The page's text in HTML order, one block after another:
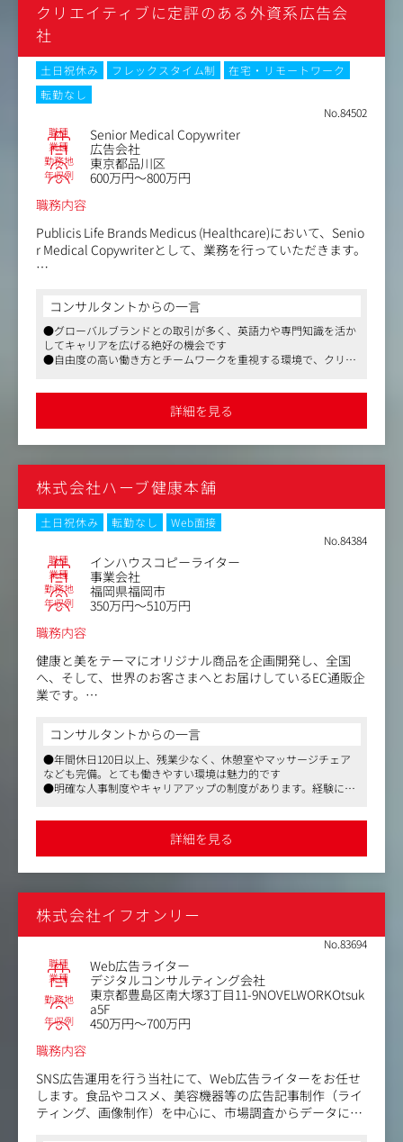
・コミュニケーションプラン・企画設計
・タグライン・ステートメント開発／コピーライティング
・企画書・アウトプット表現の作成
・プレゼンテーション
・制作進行・効果検証・分析
クリエイティブに定評のある外資系広告会
社
土日祝休み フレックスタイム制
在宅・リモートワーク
転勤なし
No.84502
職種 Senior Medical Copywriter
業種 広告会社
勤務地 東京都品川区
年収例
600万円～800万円
職務内容
Publicis Life Brands Medicus (Healthcare)において、Senio
r Medical Copywriterとして、業務を行っていただきます。
ターなどの企画から制作に伴うコピーライティング全般を
お任せします。
※企画、コピーライティング、制作、編集まで一貫して携
わります。
-医師/薬剤師/看護師などの医療従事者に向けた、臨床効
-制作業務は、医薬品の申請書や海外文献を読み込んだり、
前から企画、広告ビジュアル・パンフレット等の販促マテ
リアルの制作を開始します。
-担当する製品だけでなく、競合薬剤や疾患、治療に関す
る専門知識を身に付けることが出来、ご自身のスキルアッ
プが可能です。
-感染症領域でのプロモーション資材作成を担当していた
だく予定です。
コンサルタントからの一言
●グローバルブランドとの取引が多く、英語力や専門知識を活か
してキャリアを広げる絶好の機会です
●自由度の高い働き方とチームワークを重視する環境で、クリエ
高い仕事に携われるポジションです
詳細を見る
株式会社ハーブ健康本舗
土日祝休み 転勤なし
Web面接
No.84384
職種 インハウスコピーライター
業種 事業会社
勤務地 福岡県福岡市
年収例
350万円～510万円
職務内容
健康と美をテーマにオリジナル商品を企画開発し、全国
へ、そして、世界のお客さまへとお届けしているEC通販企
業です。
業績は増収を継続しており、2025年10月末には153億円を
現在は2030年の200億円達成に向けて化粧品事業や海外事
業の拡大など、新たな取り組みを進行しています。
クリエイティブ企画チームの＜新メンバー＞を募集しま
新規顧客を獲得する広告を担当します。
自社で展開するD2Cブランド（健康食品・美容商材）の広
告コピー・LP・動画広告など、売上に直結するセールスコ
ピー制作を担当します。
■ LP・記事LPの構成作成、リライト
■ クリエイティブ改善の仮説立案
■ 撮影ディレクション（希望者）
※入社後は、文章構成・分析手法・改善プロセス等を段階
コンサルタントからの一言
●年間休日120日以上、残業少なく、休憩室やマッサージチェア
なども完備。とても働きやすい環境は魅力的です
●明確な人事制度やキャリアアップの制度があります。経験によ
く、馴染みやすい環境です詳細を見る
株式会社イフオンリー
No.83694
職種 Web広告ライター
業種 デジタルコンサルティング会社
勤務地
東京都豊島区南大塚3丁目11-9NOVELWORKOtsuk
a5F
年収例
450万円～700万円
職務内容
SNS広告運用を行う当社にて、Web広告ライターをお任せ
します。食品やコスメ、美容機器等の広告記事制作（ライ
ティング、画像制作）を中心に、市場調査からデータに基